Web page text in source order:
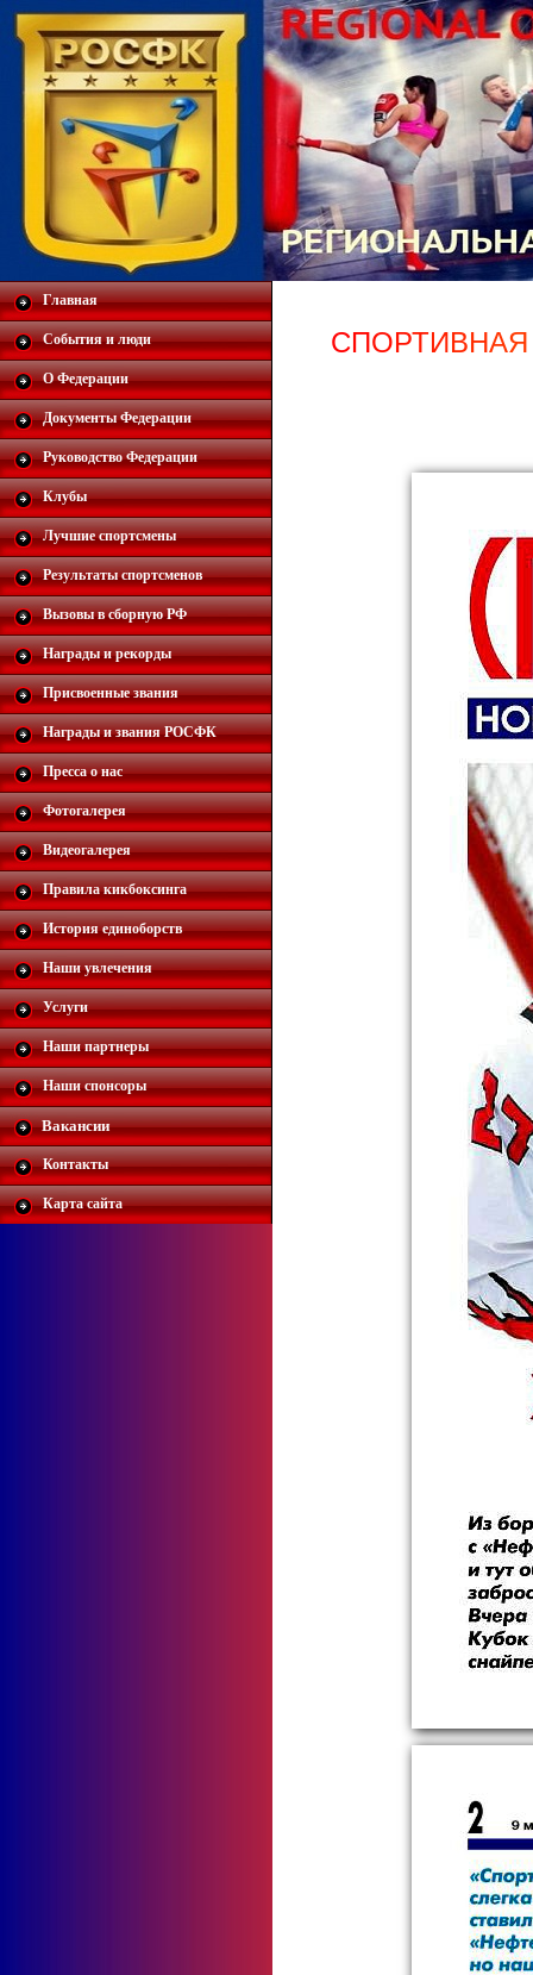
Главная
События и люди
О Федерации
Документы Федерации
Руководство Федерации
Клубы
Лучшие спортсмены
Результаты спортсменов
Вызовы в сборную РФ
Награды и рекорды
Присвоенные звания
Награды и звания РОСФК
Пресса о нас
Фотогалерея
Видеогалерея
Правила кикбоксинга
История единоборств
Наши увлечения
Услуги
Наши партнеры
Наши спонсоры
Вакансии
Контакты
Карта сайта
СПОРТИВНАЯ